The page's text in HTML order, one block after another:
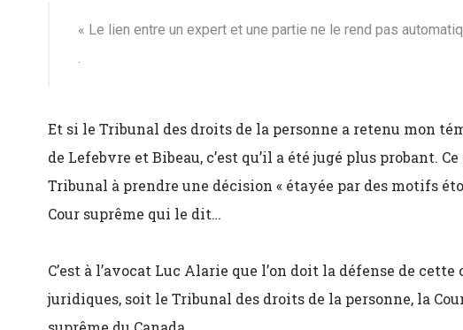
« Le lien entre un expert et une partie ne le rend pas
.
Et si le Tribunal des droits de la personne a retenu mon
de Lefebvre et Bibeau, c’est qu’il a été jugé plus probant.
Tribunal à prendre une décision « étayée par des motifs
Cour suprême qui le dit…
C’est à l’avocat Luc Alarie que l’on doit la défense de
juridiques, soit le Tribunal des droits de la personne, la